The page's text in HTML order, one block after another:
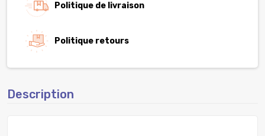
Politique de livraison
Politique retours
Description